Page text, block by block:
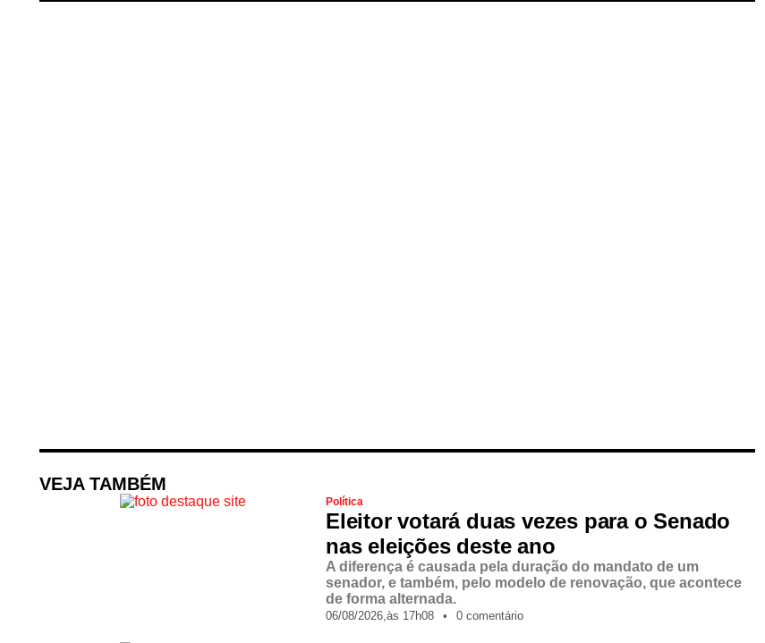
VEJA TAMBÉM
Política
Eleitor votará duas vezes para o Senado
nas eleições deste ano
A diferença é causada pela duração do mandato de um
senador, e também, pelo modelo de renovação, que acontece
de forma alternada.
06/08/2026,às 17h08 • 0 comentário